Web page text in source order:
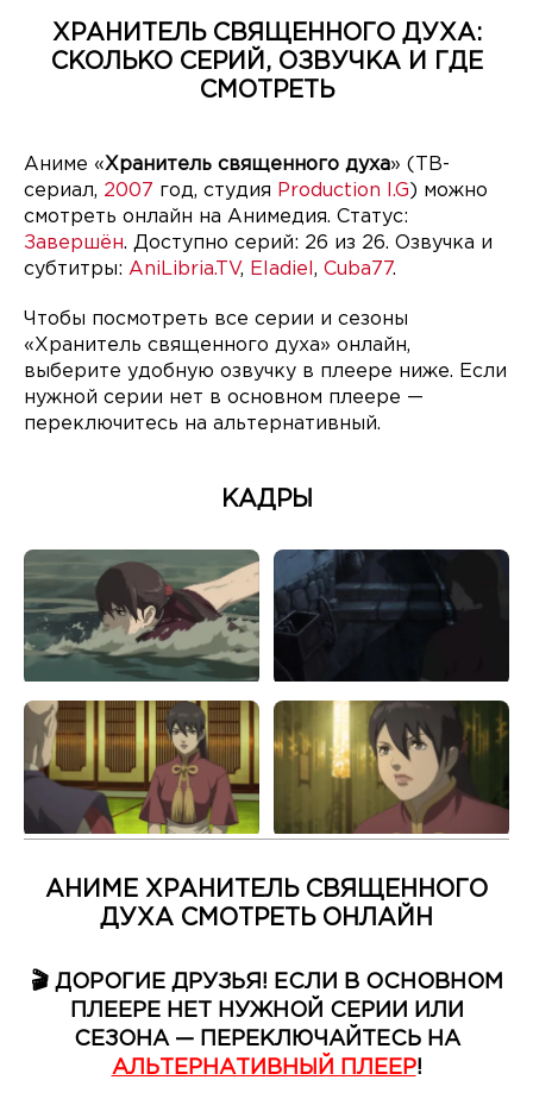
ХРАНИТЕЛЬ СВЯЩЕННОГО ДУХА:
СКОЛЬКО СЕРИЙ, ОЗВУЧКА И ГДЕ
СМОТРЕТЬ
Аниме «Хранитель священного духа» (ТВ-
сериал, 2007 год, студия Production I.G ) можно
смотреть онлайн на Анимедия. Статус:
Завершён. Доступно серий: 26 из 26. Озвучка и
субтитры: AniLibria.TV, Eladiel , Cuba77.
Чтобы посмотреть все серии и сезоны
«Хранитель священного духа» онлайн,
выберите удобную озвучку в плеере ниже. Если
нужной серии нет в основном плеере —
переключитесь на альтернативный.
КАДРЫ
АНИМЕ ХРАНИТЕЛЬ СВЯЩЕННОГО
ДУХА СМОТРЕТЬ ОНЛАЙН
🎬 ДОРОГИЕ ДРУЗЬЯ! ЕСЛИ В ОСНОВНОМ
ПЛЕЕРЕ НЕТ НУЖНОЙ СЕРИИ ИЛИ
СЕЗОНА — ПЕРЕКЛЮЧАЙТЕСЬ НА
АЛЬТЕРНАТИВНЫЙ ПЛЕЕР!